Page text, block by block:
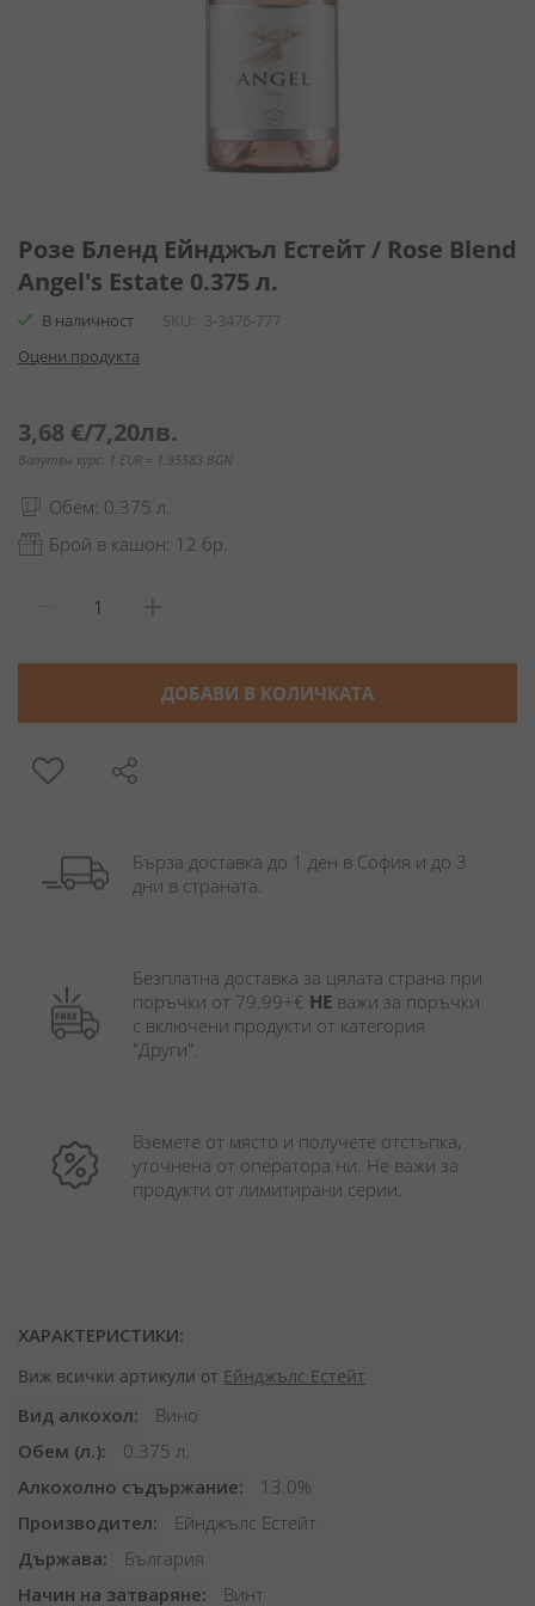
към
началото
на
галерия
снимки
Розе Бленд Ейнджъл Естейт / Rose Blend
Angel's Estate 0.375 л.
В наличност SKU
3-3476-777
Оцени продукта
3,68 €/7,20лв.
Валутен курс: 1 EUR = 1.95583 BGN
Обем: 0.375 л.
Брой в кашон: 12 бр.
ДОБАВИ В КОЛИЧКАТА
Бърза доставка до 1 ден в София и до 3
дни в страната.
Безплатна доставка за цялата страна при
поръчки от 79.99+€ НЕ важи за поръчки
с включени продукти от категория
"Други".
Вземете от място и получете отстъпка,
уточнена от оператора ни. Не важи за
продукти от лимитирани серии.
ХАРАКТЕРИСТИКИ:
Виж всички артикули от Ейнджълс Естейт
Вид алкохол
Вино
Обем (л.)
0.375 л.
Алкохолно съдържание
13.0%
Производител
Ейнджълс Естейт
Държава
България
Начин на затваряне
Винт